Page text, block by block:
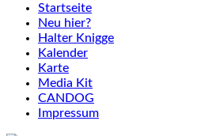
Startseite
Neu hier?
Halter Knigge
Kalender
Karte
Media Kit
CANDOG
Impressum